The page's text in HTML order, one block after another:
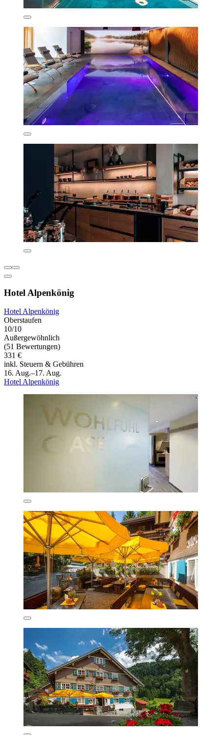
Hotel Alpenkönig
Hotel Alpenkönig
Oberstaufen
10/10
Außergewöhnlich
(51 Bewertungen)
331 €
inkl. Steuern & Gebühren
16. Aug.–17. Aug.
Hotel Alpenkönig